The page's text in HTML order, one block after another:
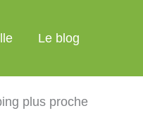
Le blog
plus proche